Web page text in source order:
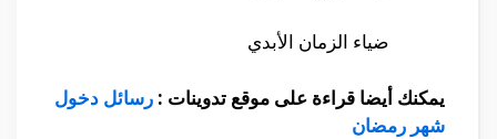
ضياء الزمان الأبدي
يمكنك أيضا قراءة على موقع تدوينات : رسائل دخول
شهر رمضان